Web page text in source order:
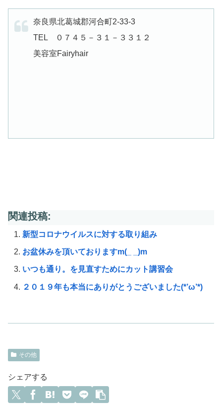
奈良県北葛城郡河合町2-33-3
TEL ０７４５－３１－３３１２
美容室Fairyhair
関連投稿:
新型コロナウイルスに対する取り組み
お盆休みを頂いておりますm(_ _)m
いつも通り。を見直すためにカット講習会
２０１９年も本当にありがとうございました(*’ω’*)
その他
シェアする